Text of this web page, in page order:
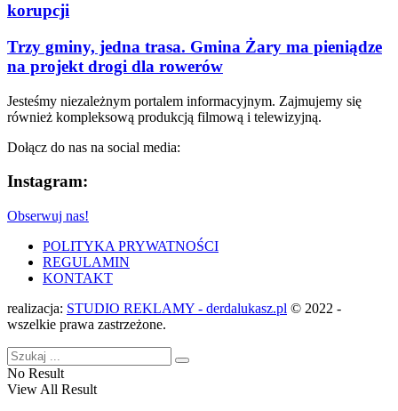
korupcji
Trzy gminy, jedna trasa. Gmina Żary ma pieniądze
na projekt drogi dla rowerów
Jesteśmy niezależnym portalem informacyjnym. Zajmujemy się
również kompleksową produkcją filmową i telewizyjną.
Dołącz do nas na social media:
Instagram:
Obserwuj nas!
POLITYKA PRYWATNOŚCI
REGULAMIN
KONTAKT
realizacja: STUDIO REKLAMY - derdalukasz.pl © 2022 -
wszelkie prawa zastrzeżone.
No Result
View All Result